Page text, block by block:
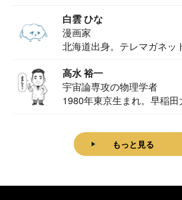
白雲 ひな
漫画家
北海道出身。テレマガネッ
高水 裕一
宇宙論専攻の物理学者
1980年東京生まれ。早稲
もっと見る